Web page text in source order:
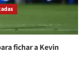
fichar a Kevin